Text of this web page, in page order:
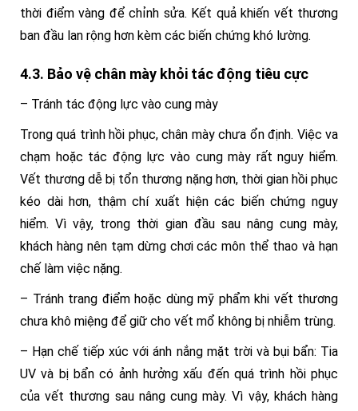
thời điểm vàng để chỉnh sửa. Kết quả khiến vết thương
ban đầu lan rộng hơn kèm các biến chứng khó lường.
4.3. Bảo vệ chân mày khỏi tác động tiêu cực
– Tránh tác động lực vào cung mày
Trong quá trình hồi phục, chân mày chưa ổn định. Việc va
chạm hoặc tác động lực vào cung mày rất nguy hiểm.
Vết thương dễ bị tổn thương nặng hơn, thời gian hồi phục
kéo dài hơn, thậm chí xuất hiện các biến chứng nguy
hiểm. Vì vậy, trong thời gian đầu sau nâng cung mày,
khách hàng nên tạm dừng chơi các môn thể thao và hạn
chế làm việc nặng.
– Tránh trang điểm hoặc dùng mỹ phẩm khi vết thương
chưa khô miệng để giữ cho vết mổ không bị nhiễm trùng.
– Hạn chế tiếp xúc với ánh nắng mặt trời và bụi bẩn: Tia
UV và bị bẩn có ảnh hưởng xấu đến quá trình hồi phục
của vết thương sau nâng cung mày. Vì vậy, khách hàng